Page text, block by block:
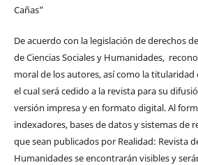
Cañas”
De acuerdo con la legislación de derechos
de Ciencias Sociales y Humanidades,
moral de los autores, así como la
el cual será cedido a la revista para su
versión impresa y en formato digital. Al
indexadores, bases de datos y sistemas de
que sean publicados por Realidad: Revista
Humanidades se encontrarán visibles y